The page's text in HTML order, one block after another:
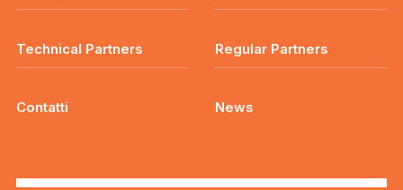
Technical Partners Regular Partners
Contatti News